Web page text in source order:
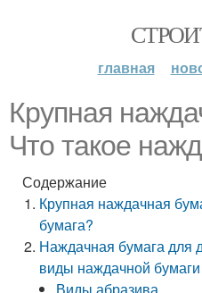
главная
Крупная
Что такое
Содержание
Крупная наждачная
бумага?
Наждачная бумага для
виды наждачной бумаги